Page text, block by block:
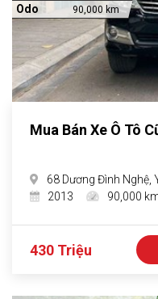
Odo 90,000 km
Mua Bán Xe Ô Tô
68 Dương Đình Nghệ,
2013
90,000
430 Triệu